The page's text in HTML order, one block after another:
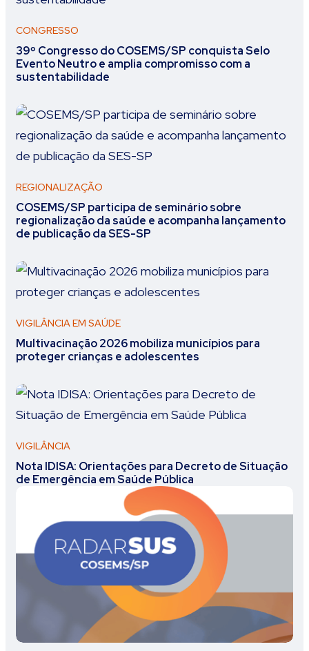
CONGRESSO
39º Congresso do COSEMS/SP conquista Selo
Evento Neutro e amplia compromisso com a
sustentabilidade
REGIONALIZAÇÃO
COSEMS/SP participa de seminário sobre
regionalização da saúde e acompanha lançamento
de publicação da SES-SP
VIGILÂNCIA EM SAÚDE
Multivacinação 2026 mobiliza municípios para
proteger crianças e adolescentes
VIGILÂNCIA
Nota IDISA: Orientações para Decreto de Situação
de Emergência em Saúde Pública